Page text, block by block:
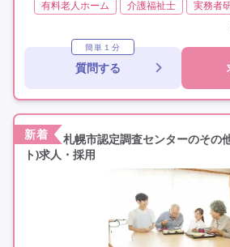
有料老人ホーム 介護福祉士
実務者
社会保険完備 交通費支給
未経験歓迎
定年60歳以上 定年65
簡単１分
質問する
新着
札幌市認定調査センターのその
ト)求人・採用